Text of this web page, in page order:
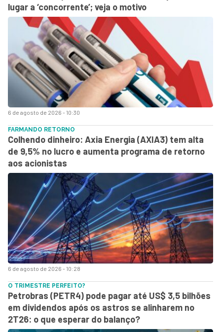
6 de agosto de 2026 - 10:30
lugar a ‘concorrente’; veja o motivo
6 de agosto de 2026 - 10:28
FARMANDO RETORNO
Colhendo dinheiro: Axia Energia (AXIA3) tem alta
de 9,5% no lucro e aumenta programa de retorno
aos acionistas
O TRIMESTRE PERFEITO?
Petrobras (PETR4) pode pagar até US$ 3,5 bilhões
em dividendos após os astros se alinharem no
2T26: o que esperar do balanço?